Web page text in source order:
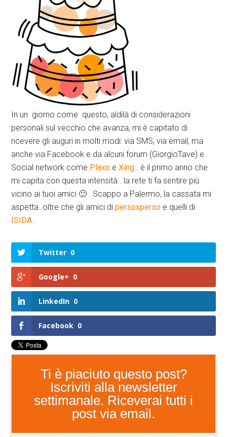
In un giorno come questo, aldilà di considerazioni
personali sul vecchio che avanza, mi è capitato di
ricevere gli auguri in molti modi: via SMS, via email, ma
anche via Facebook e da alcuni forum (GiorgioTave) e
Social network come Plaxo eXing.. è il primo anno che
mi capita con questa intensità.. la rete ti fa sentire più
vicino ai tuoi amici 🙂 . Scappo a Palermo, la cassata mi
aspetta..oltre che gli amici dipersoxperso e quelli di
ISIDA..
Twitter 0
Google+ 0
LinkedIn 0
Facebook 0
Ti è piaciuto questo post?
Iscriviti alla newsletter
settimanale. Riceverai tutti i
post via email.